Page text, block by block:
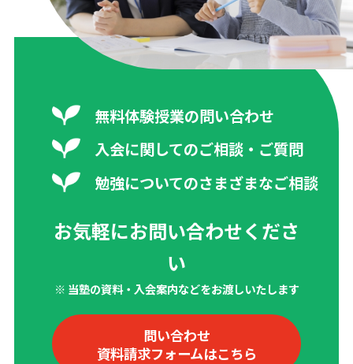
無料体験授業の問い合わせ
入会に関してのご相談・ご質問
勉強についてのさまざまなご相談
お気軽にお問い合わせくださ
い
※ 当塾の資料・入会案内などをお渡しいたします
問い合わせ
資料請求フォームはこちら